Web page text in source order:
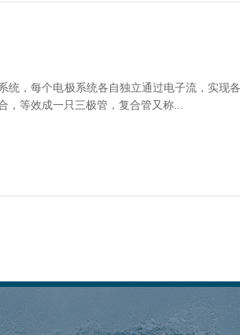
统，每个电极系统各自独立通过电子流，实现
等效成一只三极管，复合管又称...